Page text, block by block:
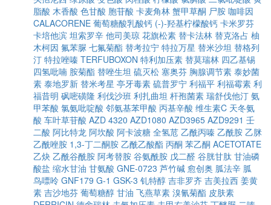
脂酸 木香酸 色甘酸 胞苷酸 卡麦角林 蟹甲草酮 尸胺 咖啡因
CALACORENE 葡萄糖酸乳酸钙 (-)-羟基柠檬酸钙 卡米罗芬
卡培他滨 坦索罗辛 他司美琼 花旗松素 替卡法林 替克洛占 柚
木柯因 氟苯脲 七氟菊酯 替考拉宁 特拉万星 替米沙坦 替格列
汀 特拉唑嗪 TERFUBOXON 特利加压素 替莫瑞林 四乙基锡
四氢吡喃 胺菊酯 替唑生坦 硫灭松 塞奥芬 胸腺调节素 泰妙菌
素 泰地罗新 替米考星 亭牙毒素 硫普罗宁 利福平 利福霉素 利
福昔明 砜嘧磺隆 利伐沙班 利扎曲坦 杆孢菌素 瑞舒伐他汀 氨
甲苯酸 氯氨吡啶酸 邻氨基苯甲酸 丙基辛酸 维生素C 天冬氨
酸 车叶草苷酸 AZD 4320 AZD1080 AZD3965 AZD9291 壬
二酸 阿比特龙 阿坎酸 阿卡波糖 全氢苊 乙酰丙嗪 乙酰胺 乙脒
乙酰唑胺 1,3-丁二酮胺 乙酰乙酸酯 丙酮 苯乙酮 ACETOTATE
乙炔 乙酰谷酰胺 阿考替胺 谷氨酰胺 戊二醛 谷胱甘肽 甘油磷
酸盐 缩水甘油 甘氨酸 GNE-0723 芦竹碱 愈创奥 胍法辛 胍
鸟嘌呤 GNF179 G-1 GSK-3 钆特醇 吉非罗齐 吉美拉西 姜黄
素 吉沙地芬 葡萄糖醇 甘油 飞燕草素 溴氰菊酯 皮肤素